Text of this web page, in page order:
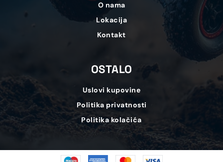
O nama
Lokacija
Kontakt
OSTALO
Uslovi kupovine
Politika privatnosti
Politika kolačića